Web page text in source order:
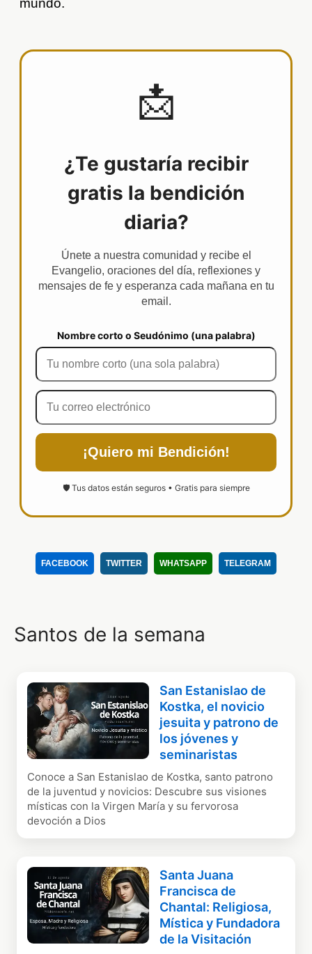
mundo.
📩
¿Te gustaría recibir
gratis la bendición
diaria?
Únete a nuestra comunidad y recibe el
Evangelio, oraciones del día, reflexiones y
mensajes de fe y esperanza cada mañana en tu
email.
Nombre corto o Seudónimo (una palabra)
¡Quiero mi Bendición!
🛡️ Tus datos están seguros • Gratis para siempre
FACEBOOK TWITTER WHATSAPP TELEGRAM
Santos de la semana
San Estanislao de
Kostka, el novicio
jesuita y patrono de
los jóvenes y
seminaristas
Conoce a San Estanislao de Kostka, santo patrono
de la juventud y novicios: Descubre sus visiones
místicas con la Virgen María y su fervorosa
devoción a Dios
Santa Juana
Francisca de
Chantal: Religiosa,
Mística y Fundadora
de la Visitación